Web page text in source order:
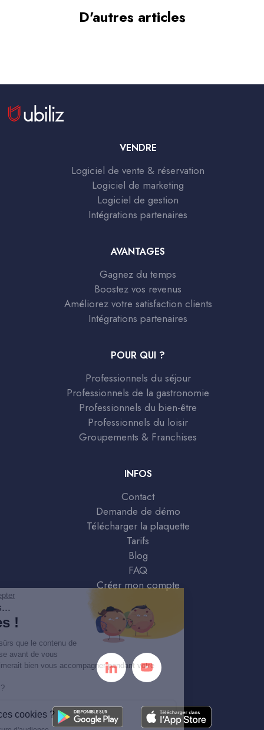
D'autres articles
VENDRE
Logiciel de vente & réservation
Logiciel de marketing
Logiciel de gestion
Intégrations partenaires
AVANTAGES
Gagnez du temps
Boostez vos revenus
Améliorez votre satisfaction clients
Intégrations partenaires
POUR QUI ?
Professionnels du séjour
Professionnels de la gastronomie
Professionnels du bien-être
Professionnels du loisir
Groupements & Franchises
INFOS
Contact
Demande de démo
Télécharger la plaquette
Tarifs
Blog
FAQ
Créer mon compte
Continuer sans accepter
Salut c'est nous...
les Cookies !
On a attendu d'être sûrs que le contenu de
ce site vous intéresse avant de vous
déranger, mais on aimerait bien vous accompagner pendant votre
À quoi servent ces cookies ?